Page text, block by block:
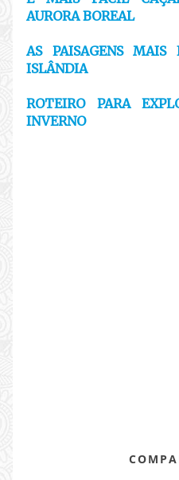
AURORA BOREAL
AS PAISAGENS
ISLÂNDIA
ROTEIRO PARA
INVERNO